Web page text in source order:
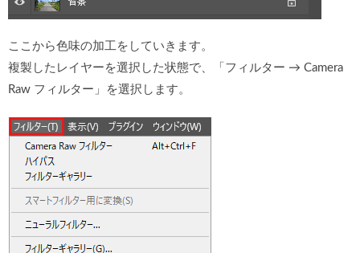
ここから色味の加工をしていきます。
複製したレイヤーを選択した状態で、「フィルター → Camera
Raw フィルター」を選択します。